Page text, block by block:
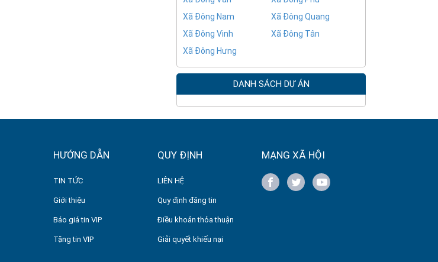
Xã Đông Nam
Xã Đông Quang
Xã Đông Vinh
Xã Đông Tân
Xã Đông Hưng
DANH SÁCH DỰ ÁN
HƯỚNG DẪN
TIN TỨC
Giới thiệu
Báo giá tin VIP
Tặng tin VIP
QUY ĐỊNH
LIÊN HỆ
Quy định đăng tin
Điều khoản thỏa thuận
Giải quyết khiếu nại
MẠNG XÃ HỘI